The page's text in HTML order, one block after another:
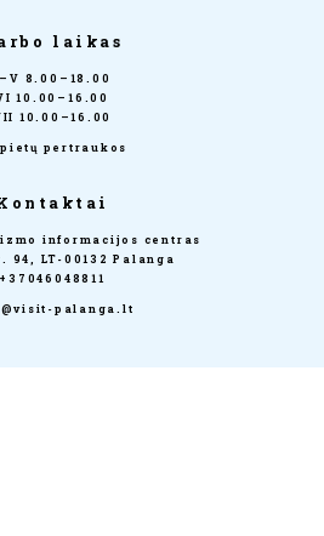
laikas
8.00–18.00
10.00–16.00
10.00–16.00
pietų pertraukos
informacijos centras
94, LT-00132 Palanga
+37046048811
palanga.lt